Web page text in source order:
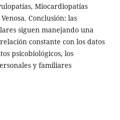
Miocardiopatías
Conclusión: las
siguen manejando una
constante con los datos
psicobiológicos, los
y familiares